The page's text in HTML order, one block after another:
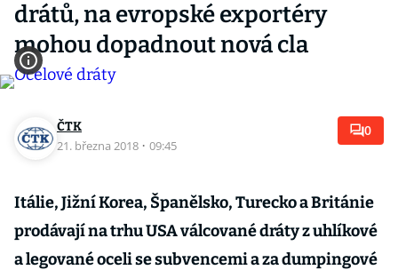
drátů, na evropské exportéry
mohou dopadnout nová cla
ČTK
21. března 2018 · 09:45
0
Itálie, Jižní Korea, Španělsko, Turecko a Británie
prodávají na trhu USA válcované dráty z uhlíkové
a legované oceli se subvencemi a za dumpingové